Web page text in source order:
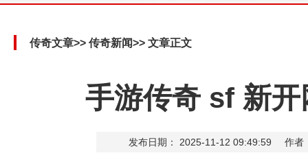
传奇文章>> 传奇新闻>> 文章正文
手游传奇 sf 新
发布日期： 2025-11-12 09:49:59 作者